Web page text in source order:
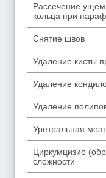
Рассечение
кольца при
Снятие швов
Удаление кисты
Удаление
Удаление
Уретральная
Циркумцизио
сложности